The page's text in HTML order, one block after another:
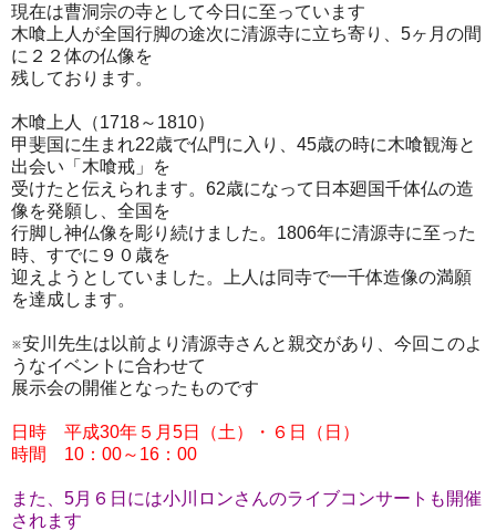
現在は曹洞宗の寺として今日に至っています
木喰上人が全国行脚の途次に清源寺に立ち寄り、5ヶ月の間
に２２体の仏像を
残しております。
木喰上人（1718～1810）
甲斐国に生まれ22歳で仏門に入り、45歳の時に木喰観海と
出会い「木喰戒」を
受けたと伝えられます。62歳になって日本廻国千体仏の造
像を発願し、全国を
行脚し神仏像を彫り続けました。1806年に清源寺に至った
時、すでに９０歳を
迎えようとしていました。上人は同寺で一千体造像の満願
を達成します。
※安川先生は以前より清源寺さんと親交があり、今回このよ
うなイベントに合わせて
展示会の開催となったものです
日時 平成30年５月5日（土）・６日（日）
時間 10：00～16：00
また、5月６日には小川ロンさんのライブコンサートも開催
されます